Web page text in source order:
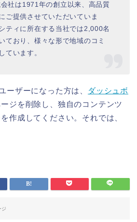
社は1971年の創立以来、高品質
ご提供させていただいていま
ティに所在する当社では2,000名
ており、様々な形で地域のコミ
ています。
ーザーになった方は、
ダッシュボ
ジを削除し、独自のコンテンツ
作成してください。それでは、
ジ